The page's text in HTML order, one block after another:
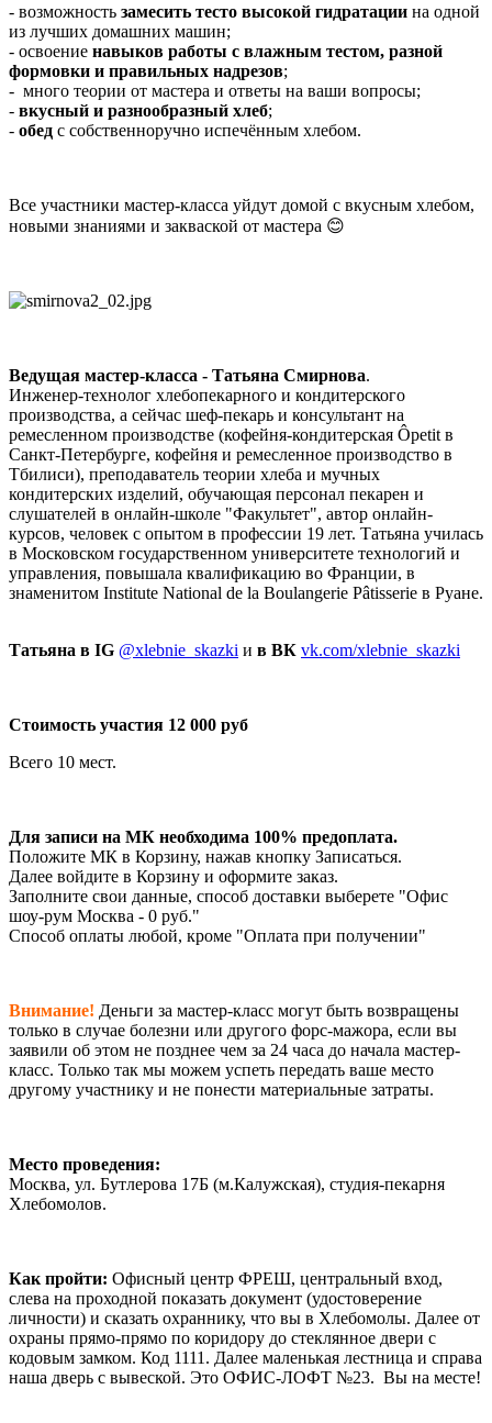
- возможность замесить тесто высокой гидратации на одной
из лучших домашних машин;
- освоение навыков работы с влажным тестом, разной
формовки и правильных надрезов;
- много теории от мастера и ответы на ваши вопросы;
- вкусный и разнообразный хлеб;
- обед с собственноручно испечённым хлебом.
Все участники мастер-класса уйдут домой с вкусным хлебом,
новыми знаниями и закваской от мастера 😊
Ведущая мастер-класса - Татьяна Смирнова.
Инженер-технолог хлебопекарного и кондитерского
производства, а сейчас шеф-пекарь и консультант на
ремесленном производстве (кофейня-кондитерская Ôpetit в
Санкт-Петербурге, кофейня и ремесленное производство в
Тбилиси), преподаватель теории хлеба и мучных
кондитерских изделий, обучающая персонал пекарен и
слушателей в онлайн-школе "Факультет", автор онлайн-
курсов, человек с опытом в профессии 19 лет. Татьяна училась
в Московском государственном университете технологий и
управления, повышала квалификацию во Франции, в
знаменитом Institute National de la Boulangerie Pâtisserie в Руане.
Татьяна в IG @xlebnie_skazki и в ВК vk.com/xlebnie_skazki
Стоимость участия 12 000 руб
Всего 10 мест.
Для записи на МК необходима 100% предоплата.
Положите МК в Корзину, нажав кнопку Записаться.
Далее войдите в Корзину и оформите заказ.
Заполните свои данные, способ доставки выберете "Офис
шоу-рум Москва - 0 руб."
Способ оплаты любой, кроме "Оплата при получении"
Внимание! Деньги за мастер-класс могут быть возвращены
только в случае болезни или другого форс-мажора, если вы
заявили об этом не позднее чем за 24 часа до начала мастер-
класс. Только так мы можем успеть передать ваше место
другому участнику и не понести материальные затраты.
Место проведения:
Москва, ул. Бутлерова 17Б (м.Калужская), студия-пекарня
Хлебомолов.
Как пройти: Офисный центр ФРЕШ, центральный вход,
слева на проходной показать документ (удостоверение
личности) и сказать охраннику, что вы в Хлебомолы. Далее от
охраны прямо-прямо по коридору до стеклянное двери с
кодовым замком. Код 1111. Далее маленькая лестница и справа
наша дверь с вывеской. Это ОФИС-ЛОФТ №23. Вы на месте!